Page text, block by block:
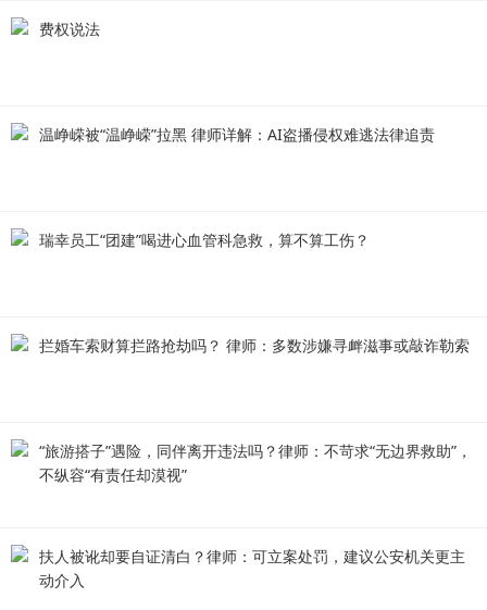
费权说法
温峥嵘被“温峥嵘”拉黑 律师详解：AI盗播侵权难逃法律追责
瑞幸员工“团建”喝进心血管科急救，算不算工伤？
拦婚车索财算拦路抢劫吗？ 律师：多数涉嫌寻衅滋事或敲诈勒索
“旅游搭子”遇险，同伴离开违法吗？律师：不苛求“无边界救助”，
不纵容“有责任却漠视”
扶人被讹却要自证清白？律师：可立案处罚，建议公安机关更主
动介入